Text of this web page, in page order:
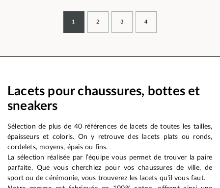
1 2 3 4
Lacets pour chaussures, bottes et
sneakers
Sélection de plus de 40 références de lacets de toutes les tailles,
épaisseurs et coloris. On y retrouve des lacets plats ou ronds,
cordelets, moyens, épais ou fins.
La sélection réalisée par l’équipe vous permet de trouver la paire
parfaite. Que vous cherchiez pour vos chaussures de ville, de
sport ou de cérémonie, vous trouverez les lacets qu’il vous faut.